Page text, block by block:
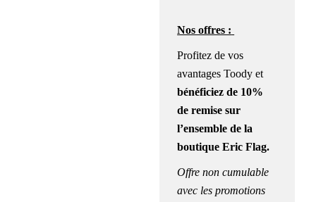
Nos offres :
Profitez de vos
avantages Toody et
bénéficiez de 10%
de remise sur
l’ensemble de la
boutique Eric Flag.
Offre non cumulable
avec les promotions